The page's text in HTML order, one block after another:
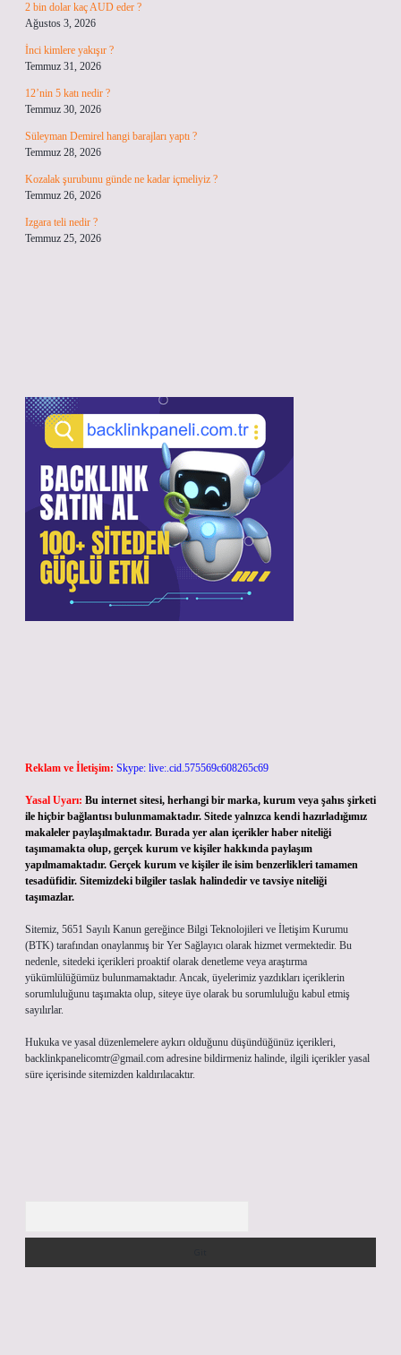
2 bin dolar kaç AUD eder ?
Ağustos 3, 2026
İnci kimlere yakışır ?
Temmuz 31, 2026
12’nin 5 katı nedir ?
Temmuz 30, 2026
Süleyman Demirel hangi barajları yaptı ?
Temmuz 28, 2026
Kozalak şurubunu günde ne kadar içmeliyiz ?
Temmuz 26, 2026
Izgara teli nedir ?
Temmuz 25, 2026
Reklam ve İletişim: Skype: live:.cid.575569c608265c69
Yasal Uyarı: Bu internet sitesi, herhangi bir marka, kurum veya şahıs şirketi
ile hiçbir bağlantısı bulunmamaktadır. Sitede yalnızca kendi hazırladığımız
makaleler paylaşılmaktadır. Burada yer alan içerikler haber niteliği
taşımamakta olup, gerçek kurum ve kişiler hakkında paylaşım
yapılmamaktadır. Gerçek kurum ve kişiler ile isim benzerlikleri tamamen
tesadüfidir. Sitemizdeki bilgiler taslak halindedir ve tavsiye niteliği
taşımazlar.
Sitemiz, 5651 Sayılı Kanun gereğince Bilgi Teknolojileri ve İletişim Kurumu
(BTK) tarafından onaylanmış bir Yer Sağlayıcı olarak hizmet vermektedir. Bu
nedenle, sitedeki içerikleri proaktif olarak denetleme veya araştırma
yükümlülüğümüz bulunmamaktadır. Ancak, üyelerimiz yazdıkları içeriklerin
sorumluluğunu taşımakta olup, siteye üye olarak bu sorumluluğu kabul etmiş
sayılırlar.
Hukuka ve yasal düzenlemelere aykırı olduğunu düşündüğünüz içerikleri,
backlinkpanelicomtr@gmail.com adresine bildirmeniz halinde, ilgili içerikler yasal
süre içerisinde sitemizden kaldırılacaktır.